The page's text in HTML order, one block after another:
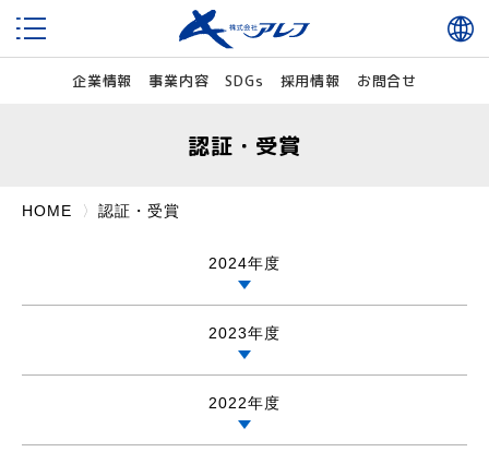
企業情報 事業内容 SDGs 採用情報 お問合せ
認証・受賞
HOME 認証・受賞
2024年度
2023年度
2022年度